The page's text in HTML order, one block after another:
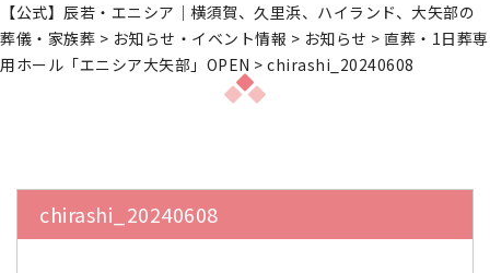
【公式】辰若・エニシア｜横須賀、久里浜、ハイランド、大矢部の
葬儀・家族葬 > お知らせ・イベント情報 > お知らせ > 直葬・1日葬専
用ホール「エニシア大矢部」OPEN > chirashi_20240608
chirashi_20240608